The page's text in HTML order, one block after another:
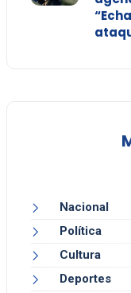
Nacional
Política
Cultura
Deportes